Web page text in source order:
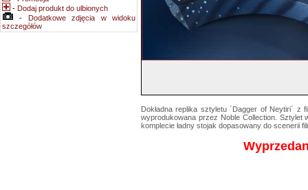
- Dodaj produkt do ulbionych
- Dodatkowe zdjęcia w widoku
szczegółów
Dokładna replika sztyletu ´Dagger of Neytiri´ z
wyprodukowana przez Noble Collection.
komplecie ładny stojak dopasowany do scenerii